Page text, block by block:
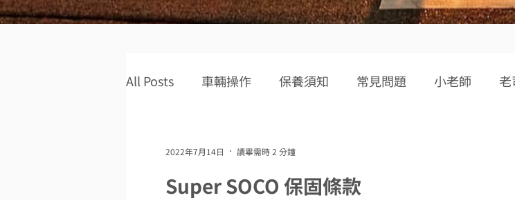
All Posts 車輛操作 保養須知 常見問題 小老師 老
Super SOCO 保固條款
2022年7月14日 讀畢需時 2 分鐘